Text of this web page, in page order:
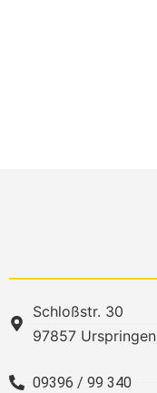
Schloßstr. 30
97857 Urspringen
09396 / 99 340